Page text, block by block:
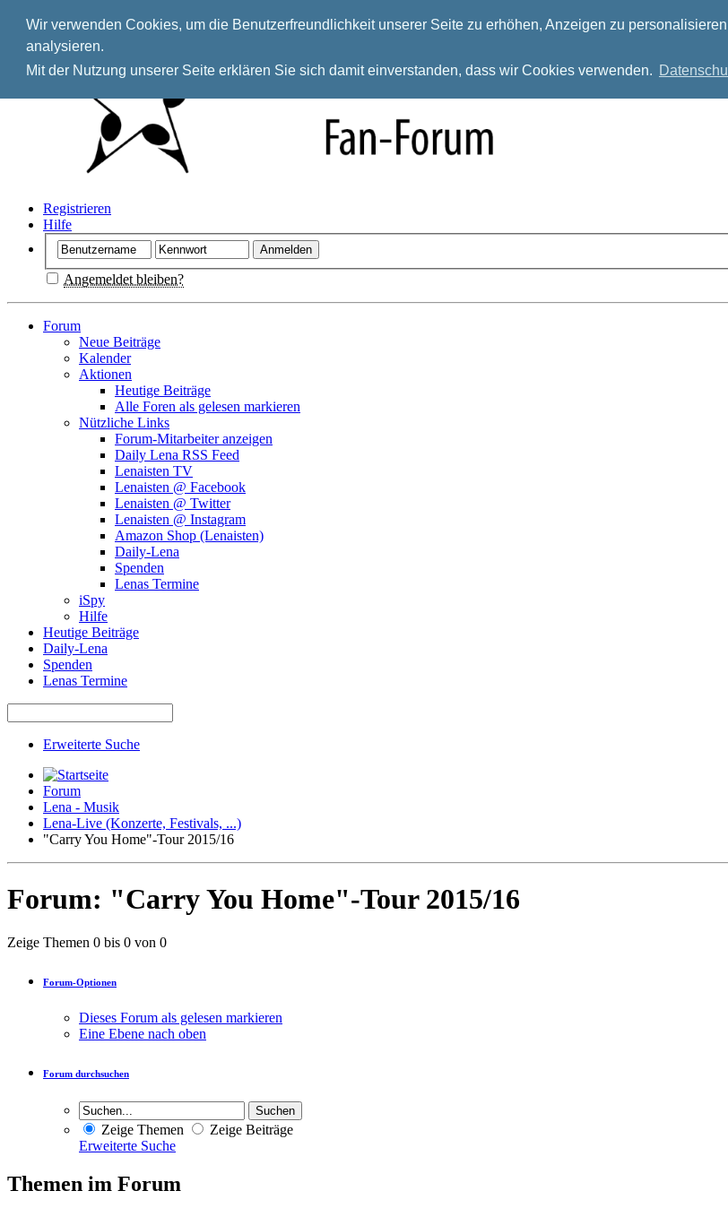
Wir verwenden Cookies, um die Benutzerfreundlichkeit unserer Seite zu erhöhen, Anzeigen zu
analysieren.
Mit der Nutzung unserer Seite erklären Sie sich damit einverstanden, dass wir Cookies verwenden.
Registrieren
Hilfe
Angemeldet bleiben?
Forum
Neue Beiträge
Kalender
Aktionen
Heutige Beiträge
Alle Foren als gelesen markieren
Nützliche Links
Forum-Mitarbeiter anzeigen
Daily Lena RSS Feed
Lenaisten TV
Lenaisten @ Facebook
Lenaisten @ Twitter
Lenaisten @ Instagram
Amazon Shop (Lenaisten)
Daily-Lena
Spenden
Lenas Termine
iSpy
Hilfe
Heutige Beiträge
Daily-Lena
Spenden
Lenas Termine
Erweiterte Suche
Forum
Lena - Musik
Lena-Live (Konzerte, Festivals, ...)
"Carry You Home"-Tour 2015/16
Forum: "Carry You Home"-Tour 2015/16
Zeige Themen 0 bis 0 von 0
Forum-Optionen
Dieses Forum als gelesen markieren
Eine Ebene nach oben
Forum durchsuchen
Zeige Themen
Zeige Beiträge
Erweiterte Suche
Themen im Forum